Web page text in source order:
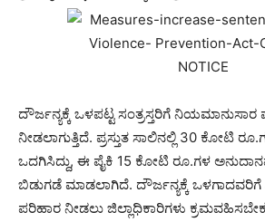
ದೌರ್ಜನ್ಯಕ್ಕೆ ಒಳಪಟ್ಟ ಸಂತ್ರಸ್ತರಿಗೆ ನಿಯಮಾನುಸಾರ
ನೀಡಲಾಗುತ್ತಿದೆ. ಪ್ರಸ್ತುತ ಸಾಲಿನಲ್ಲಿ 30 ಕೋಟಿ
ಒದಗಿಸಿದ್ದು, ಈ ಪೈಕಿ 15 ಕೋಟಿ ರೂ.ಗಳ
ಬಿಡುಗಡೆ ಮಾಡಲಾಗಿದೆ. ದೌರ್ಜನ್ಯಕ್ಕೆ
ಪರಿಹಾರ ನೀಡಲು ಜಿಲ್ಲಾಧಿಕಾರಿಗಳು